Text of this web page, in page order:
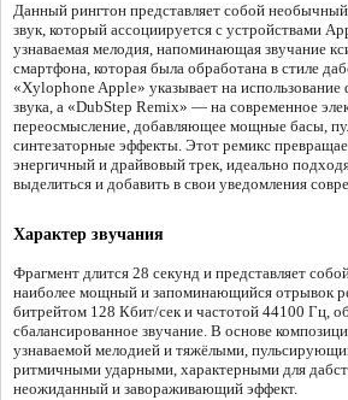
Данный рингтон представляет собой
звук, который ассоциируется с устройствами
узнаваемая мелодия, напоминающая звучание
смартфона, которая была обработана в стиле
«Xylophone Apple» указывает на
звука, а «DubStep Remix» — на современное
переосмысление, добавляющее мощные басы,
синтезаторные эффекты. Этот ремикс
энергичный и драйвовый трек, идеально
выделиться и добавить в свои уведомления
Характер звучания
Фрагмент длится 28 секунд и представляет
наиболее мощный и запоминающийся отрывок
битрейтом 128 Кбит/сек и частотой 44100 Гц,
сбалансированное звучание. В основе
узнаваемой мелодией и тяжёлыми,
ритмичными ударными, характерными для
неожиданный и завораживающий эффект.